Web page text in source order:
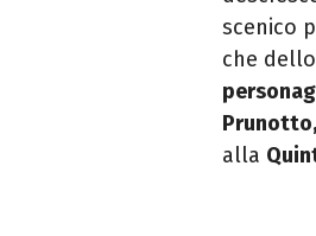
scenico
che
Prunotto,
alla